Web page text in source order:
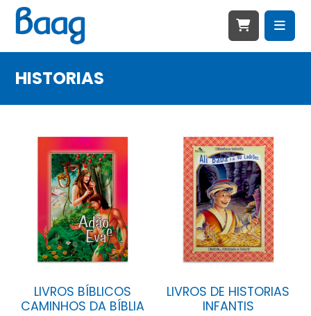
HISTORIAS
LIVROS BÍBLICOS
CAMINHOS DA BÍBLIA
LIVROS DE HISTORIAS
INFANTIS